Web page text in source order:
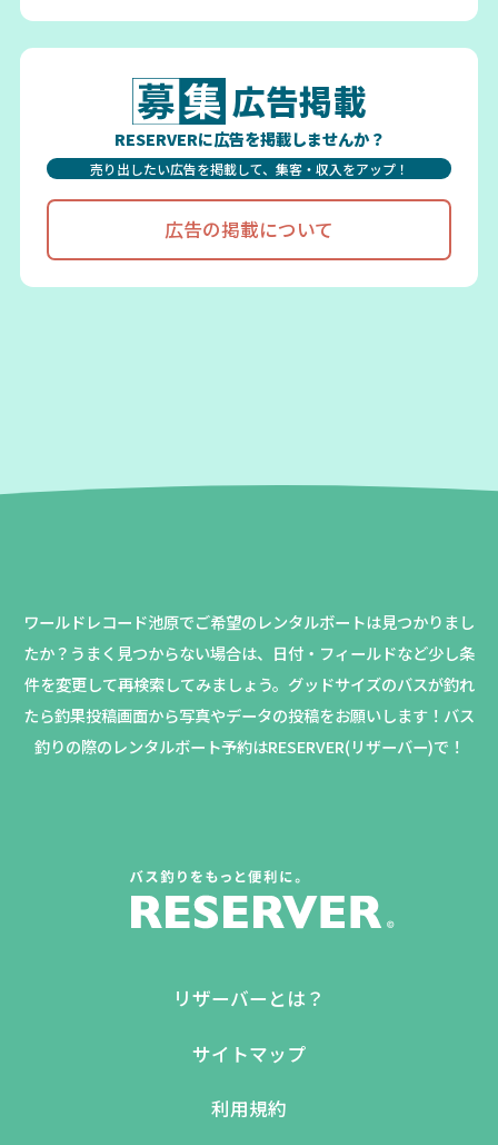
広告掲載
RESERVERに広告を掲載しませんか？
売り出したい広告を掲載して、集客・収入をアップ！
広告の掲載について
ワールドレコード池原でご希望のレンタルボートは見つかりまし
たか？ うまく見つからない場合は、日付・フィールドなど少し条
件を変更して再検索してみましょう。 グッドサイズのバスが釣れ
たら釣果投稿画面から写真やデータの投稿をお願いします！バス
釣りの際のレンタルボート予約はRESERVER(リザーバー)で！
リザーバーとは？
サイトマップ
利用規約